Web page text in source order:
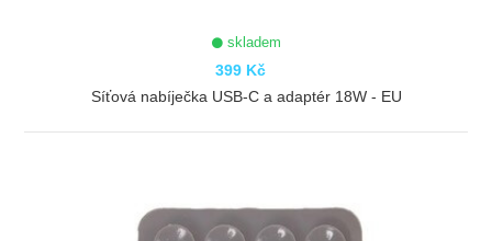
skladem
399 Kč
Síťová nabíječka USB-C a adaptér 18W - EU